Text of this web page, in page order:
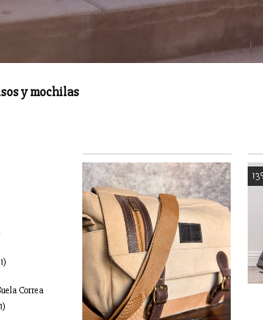
y mochilas
Correa
13